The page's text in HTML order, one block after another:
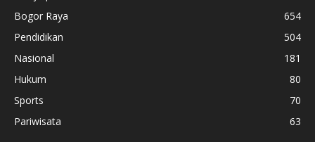
Bogor Raya
654
Pendidikan
504
Nasional
181
Hukum
80
Sports
70
Pariwisata
63